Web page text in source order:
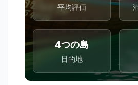
平均評価
4つの島
目的地